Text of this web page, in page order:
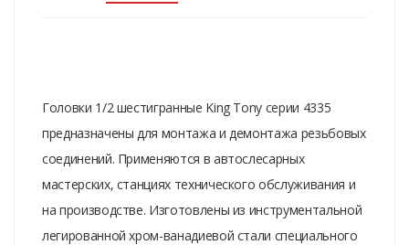
Головки 1/2 шестигранные King Tony серии 4335
предназначены для монтажа и демонтажа резьбовых
соединений. Применяются в автослесарных
мастерских, станциях технического обслуживания и
на производстве. Изготовлены из инструментальной
легированной хром-ванадиевой стали специального